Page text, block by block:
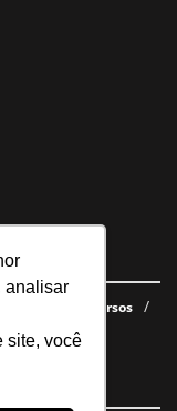
analisar
site, você
Cursos